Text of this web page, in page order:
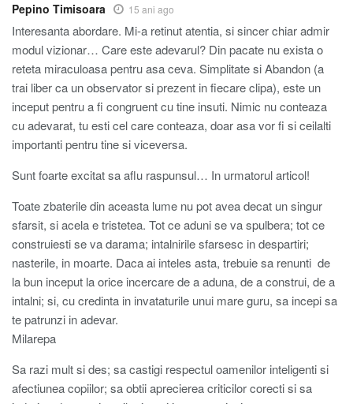
Pepino Timisoara 15 ani ago
Interesanta abordare. Mi-a retinut atentia, si sincer chiar admir
modul vizionar… Care este adevarul? Din pacate nu exista o
reteta miraculoasa pentru asa ceva. Simplitate si Abandon (a
trai liber ca un observator si prezent in fiecare clipa), este un
inceput pentru a fi congruent cu tine insuti. Nimic nu conteaza
cu adevarat, tu esti cel care conteaza, doar asa vor fi si ceilalti
importanti pentru tine si viceversa.
Sunt foarte excitat sa aflu raspunsul… In urmatorul articol!
Toate zbaterile din aceasta lume nu pot avea decat un singur
sfarsit, si acela e tristetea. Tot ce aduni se va spulbera; tot ce
construiesti se va darama; intalnirile sfarsesc in despartiri;
nasterile, in moarte. Daca ai inteles asta, trebuie sa renunti de
la bun inceput la orice incercare de a aduna, de a construi, de a
intalni; si, cu credinta in invataturile unui mare guru, sa incepi sa
te patrunzi in adevar.
Milarepa
Sa razi mult si des; sa castigi respectul oamenilor inteligenti si
afectiunea copiilor; sa obtii aprecierea criticilor corecti si sa